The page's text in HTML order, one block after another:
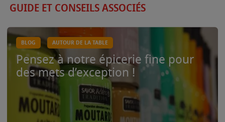
GUIDE ET CONSEILS ASSOCIÉS
BLOG AUTOUR DE LA TABLE
Pensez à notre épicerie fine pour
des mets d’exception !